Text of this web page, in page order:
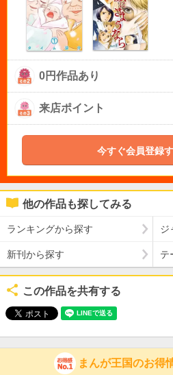
0円作品あり
来店ポイント
今すぐ会員登録
他の作品も探してみる
ランキングから探す ジ
新刊から探す テ
この作品を共有する
まんが王国のお得